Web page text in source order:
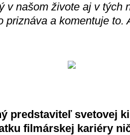
v našom živote aj v tých
priznáva a komentuje to.
predstaviteľ svetovej
filmárskej kariéry